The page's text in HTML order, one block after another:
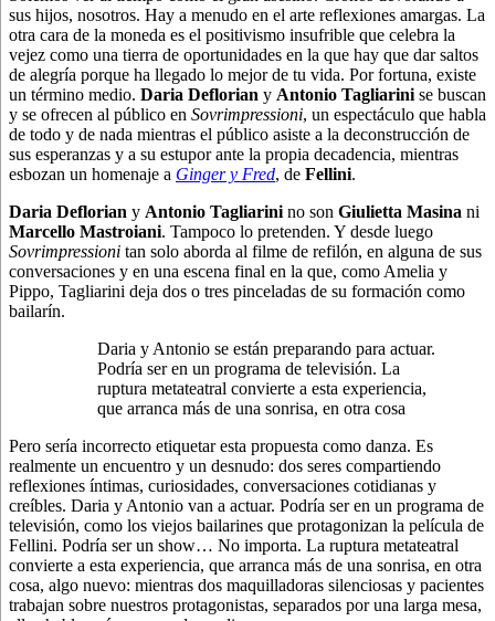
sus hijos, nosotros. Hay a menudo en el arte reflexiones amargas. La
otra cara de la moneda es el positivismo insufrible que celebra la
vejez como una tierra de oportunidades en la que hay que dar saltos
de alegría porque ha llegado lo mejor de tu vida. Por fortuna, existe
un término medio. Daria Deflorian y Antonio Tagliarinise buscan
y se ofrecen al público en Sovrimpressioni, un espectáculo que habla
de todo y de nada mientras el público asiste a la deconstrucción de
sus esperanzas y a su estupor ante la propia decadencia, mientras
esbozan un homenaje a Ginger y Fred, de Fellini.
Daria Deflorian y Antonio Tagliarinino son Giulietta Masina ni
Marcello Mastroiani. Tampoco lo pretenden. Y desde luego
Sovrimpressioni tan solo aborda al filme de refilón, en alguna de sus
conversaciones y en una escena final en la que, como Amelia y
Pippo, Tagliarini deja dos o tres pinceladas de su formación como
bailarín.
Daria y Antonio se están preparando para actuar.
Podría ser en un programa de televisión. La
ruptura metateatral convierte a esta experiencia,
que arranca más de una sonrisa, en otra cosa
Pero sería incorrecto etiquetar esta propuesta como danza. Es
realmente un encuentro y un desnudo: dos seres compartiendo
reflexiones íntimas, curiosidades, conversaciones cotidianas y
creíbles. Daria y Antonio van a actuar. Podría ser en un programa de
televisión, como los viejos bailarines que protagonizan la película de
Fellini. Podría ser un show… No importa. La ruptura metateatral
convierte a esta experiencia, que arranca más de una sonrisa, en otra
cosa, algo nuevo: mientras dos maquilladoras silenciosas y pacientes
trabajan sobre nuestros protagonistas, separados por una larga mesa,